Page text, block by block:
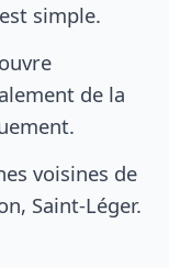
simple.
de la
voisines de
Saint-Léger.